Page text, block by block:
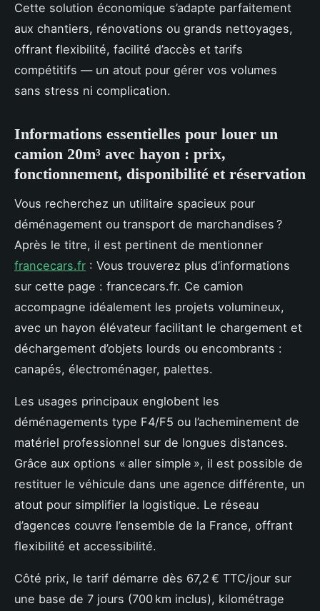
Cette solution économique s’adapte parfaitement
aux chantiers, rénovations ou grands nettoyages,
offrant flexibilité, facilité d’accès et tarifs
compétitifs — un atout pour gérer vos volumes
sans stress ni complication.
Informations essentielles pour louer un
camion 20m³ avec hayon : prix,
fonctionnement, disponibilité et réservation
Vous recherchez un utilitaire spacieux pour
déménagement ou transport de marchandises ?
Après le titre, il est pertinent de mentionner
francecars.fr : Vous trouverez plus d’informations
sur cette page : francecars.fr. Ce camion
accompagne idéalement les projets volumineux,
avec un hayon élévateur facilitant le chargement et
déchargement d’objets lourds ou encombrants :
canapés, électroménager, palettes.
Les usages principaux englobent les
déménagements type F4/F5 ou l’acheminement de
matériel professionnel sur de longues distances.
Grâce aux options « aller simple », il est possible de
restituer le véhicule dans une agence différente, un
atout pour simplifier la logistique. Le réseau
d’agences couvre l’ensemble de la France, offrant
flexibilité et accessibilité.
Côté prix, le tarif démarre dès 67,2 € TTC/jour sur
une base de 7 jours (700 km inclus), kilométrage